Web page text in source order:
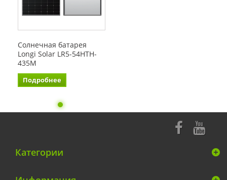
Солнечная батарея
Longi Solar LR5-54HTH-
435M
Подробнее
Категории